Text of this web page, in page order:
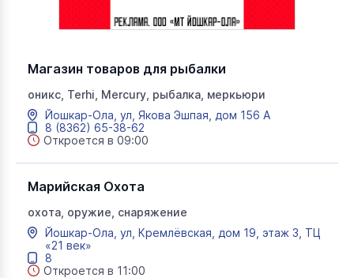
Магазин товаров для рыбалки
оникс, Terhi, Mercury, рыбалка, меркьюри
Йошкар-Ола, ул, Якова Эшпая, дом 156 А
8 (8362) 65-38-62
Откроется в 09:00
Марийская Охота
охота, оружие, снаряжение
Йошкар-Ола, ул, Кремлёвская, дом 19, этаж 3, ТЦ
«21 век»
8
Откроется в 11:00